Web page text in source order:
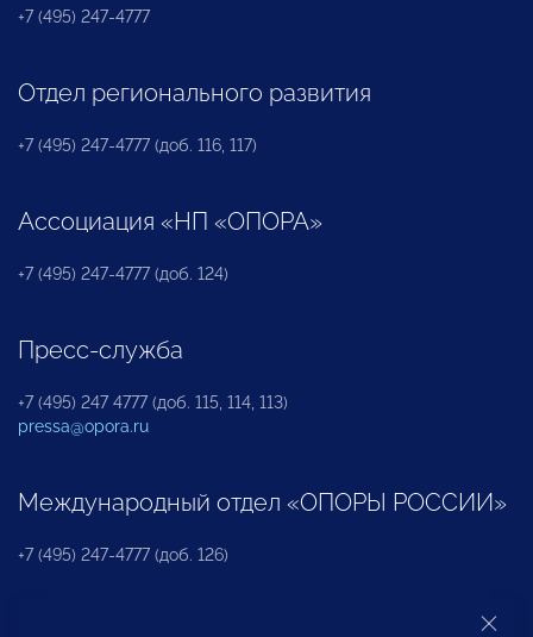
+7 (495) 247-4777
Отдел регионального развития
+7 (495) 247-4777 (доб. 116, 117)
Ассоциация «НП «ОПОРА»
+7 (495) 247-4777 (доб. 124)
Пресс-служба
+7 (495) 247 4777 (доб. 115, 114, 113)
pressa@opora.ru
Международный отдел «ОПОРЫ РОССИИ»
+7 (495) 247-4777 (доб. 126)
Бюро по защите прав предпринимателей и